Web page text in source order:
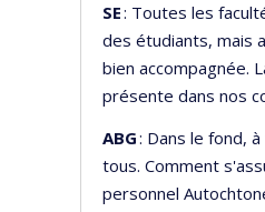
SE: Toutes les
des étudiants, mais
bien accompagnée.
présente dans nos
ABG: Dans le fond,
tous. Comment
personnel